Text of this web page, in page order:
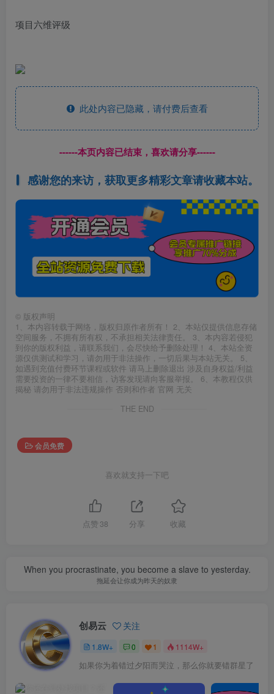
项目六维评级
此处内容已隐藏，请付费后查看
------本页内容已结束，喜欢请分享------
感谢您的来访，获取更多精彩文章请收藏本站。
© 版权声明
1、本内容转载于网络，版权归原作者所有！ 2、本站仅提供信息存储
空间服务，不拥有所有权，不承担相关法律责任。 3、本内容若侵犯
到你的版权利益，请联系我们，会尽快给予删除处理！ 4、本站全资
源仅供测试和学习，请勿用于非法操作，一切后果与本站无关。 5、
如遇到充值付费环节课程或软件 请马上删除退出 涉及自身权益/利益
需要投资的一律不要相信，访客发现请向客服举报。 6、本教程仅供
揭秘 请勿用于非法违规操作 否则和作者 官网 无关
THE END
会员免费
喜欢就支持一下吧
点赞 38 分享 收藏
When you procrastinate, you become a slave to yesterday.
拖延会让你成为昨天的奴隶
创易云 关注
1.8W+ 0 1 1114W+
如果你为着错过夕阳而哭泣，那么你就要错群星了